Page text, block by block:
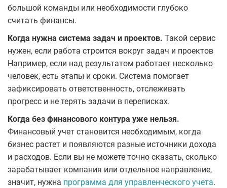
большой команды или необходимости глубоко
считать финансы.
Когда нужна система задач и проектов. Такой сервис
нужен, если работа строится вокруг задач и проектов
Например, если над результатом работает несколько
человек, есть этапы и сроки. Система помогает
зафиксировать ответственность, отслеживать
прогресс и не терять задачи в переписках.
Когда без финансового контура уже нельзя.
Финансовый учет становится необходимым, когда
бизнес растет и появляются разные источники дохода
и расходов. Если вы не можете точно сказать, сколько
зарабатывает компания или отдельное направление,
значит, нужна программа для управленческого учета.